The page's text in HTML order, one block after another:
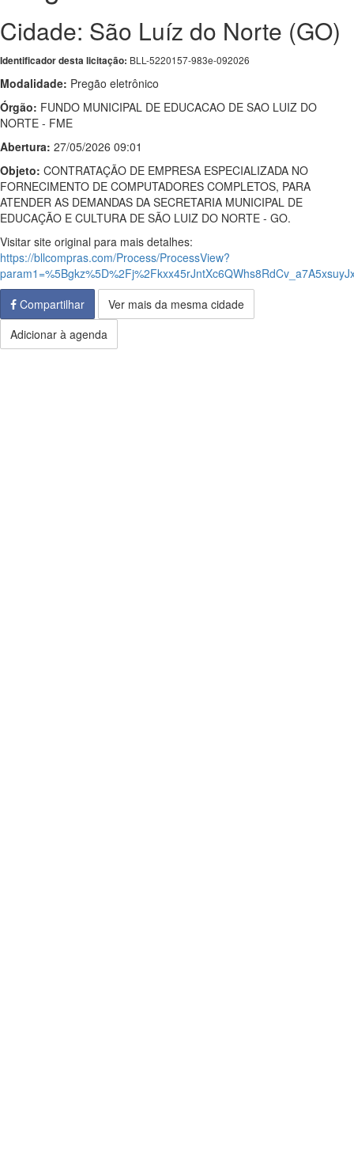
Cidade: São Luíz do Norte (GO)
Identificador desta licitação: BLL-5220157-983e-092026
Modalidade: Pregão eletrônico
Órgão: FUNDO MUNICIPAL DE EDUCACAO DE SAO LUIZ DO
NORTE - FME
Abertura: 27/05/2026 09:01
Objeto: CONTRATAÇÃO DE EMPRESA ESPECIALIZADA NO
FORNECIMENTO DE COMPUTADORES COMPLETOS, PARA
ATENDER AS DEMANDAS DA SECRETARIA MUNICIPAL DE
EDUCAÇÃO E CULTURA DE SÃO LUIZ DO NORTE - GO.
Visitar site original para mais detalhes:
https://bllcompras.com/Process/ProcessView?
Compartilhar
Ver mais da mesma cidade
Adicionar à agenda